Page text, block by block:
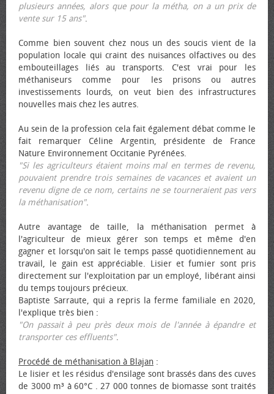
plusieurs années, alors que pour la métha, on a un prix de
vente sur 15 ans".
Comme bien souvent chez nous un des soucis vient de la
population locale qui craint des nuisances olfactives ou des
embouteillages liés au transports. C'est vrai pour les
méthaniseurs comme pour les prisons ou autres
investissements lourds, on veut bien des infrastructures
nouvelles mais chez les autres.
Au sein de la profession cela fait également débat comme le
fait remarquer Céline Argentin, présidente de France
Nature Environnement Occitanie Pyrénées.
"Si les agriculteurs étaient moins mal en termes de revenu,
pouvaient prendre trois semaines de vacances et avaient un
revenu digne de ce nom, certains ne se tourneraient pas vers
la méthanisation".
Autre avantage de taille, la méthanisation permet à
l'agriculteur de mieux gérer son temps et même d'en
gagner et lorsqu'on sait le temps passé quotidiennement au
travail, le gain est appréciable. Lisier et fumier sont pris
directement sur l'exploitation par un employé, libérant ainsi
du temps toujours précieux.
Baptiste Sarraute, qui a repris la ferme familiale en 2020,
l'explique très bien :
"On passait à peu près deux mois de l'année à épandre et
transporter ces effluents".
Procédé de méthanisation à Blajan :
Le lisier et les résidus d'ensilage sont brassés dans des cuves
de 3000 m³ à 60°C . 27 000 tonnes de biomasse sont traités